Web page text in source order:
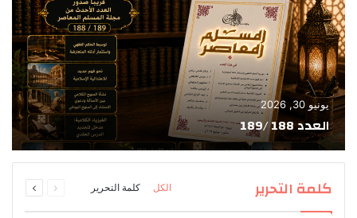
يونيو 30, 2026
العدد 188 /189
كلمة التحرير الكل كلمة التحرير
الصفحة